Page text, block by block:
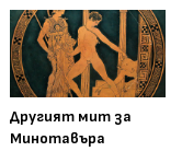
Другият мит за
Минотавъра